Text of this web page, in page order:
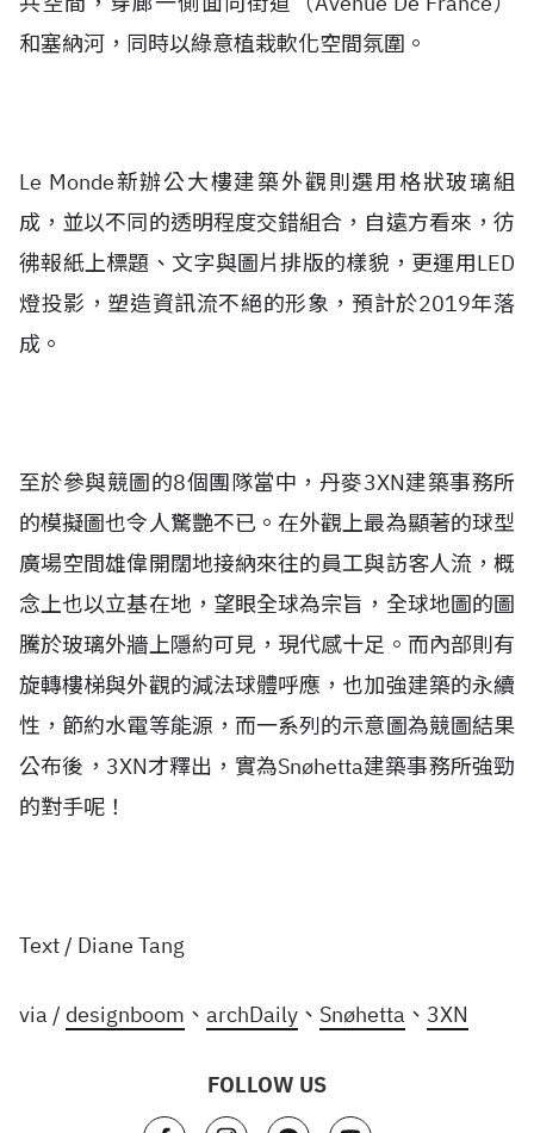
和塞納河，同時以綠意植栽軟化空間氛圍。
Le Monde新辦公大樓建築外觀則選用格狀玻璃組
成，並以不同的透明程度交錯組合，自遠方看來，彷
彿報紙上標題、文字與圖片排版的樣貌，更運用LED
燈投影，塑造資訊流不絕的形象，預計於2019年落
成。
至於參與競圖的8個團隊當中，丹麥3XN建築事務所
的模擬圖也令人驚艷不已。在外觀上最為顯著的球型
廣場空間雄偉開闊地接納來往的員工與訪客人流，概
念上也以立基在地，望眼全球為宗旨，全球地圖的圖
騰於玻璃外牆上隱約可見，現代感十足。而內部則有
旋轉樓梯與外觀的減法球體呼應，也加強建築的永續
性，節約水電等能源，而一系列的示意圖為競圖結果
公布後，3XN才釋出，實為Snøhetta建築事務所強勁
的對手呢！
Text / Diane Tang
via / designboom 、 archDaily 、 Snøhetta 、 3XN
FOLLOW US